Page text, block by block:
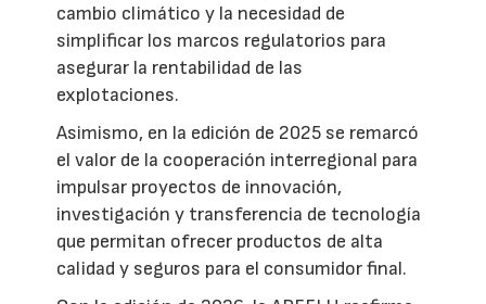
cambio climático y la necesidad de
simplificar los marcos regulatorios para
asegurar la rentabilidad de las
explotaciones.
Asimismo, en la edición de 2025 se remarcó
el valor de la cooperación interregional para
impulsar proyectos de innovación,
investigación y transferencia de tecnología
que permitan ofrecer productos de alta
calidad y seguros para el consumidor final.